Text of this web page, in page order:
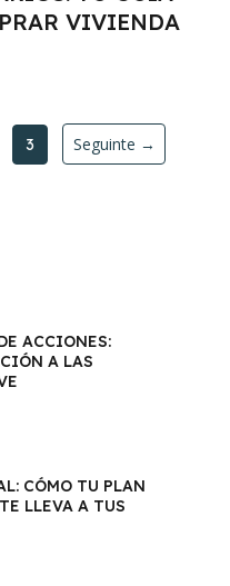
VIVIENDA
3 Seguinte →
ACCIONES:
A LAS
CÓMO TU PLAN
LLEVA A TUS